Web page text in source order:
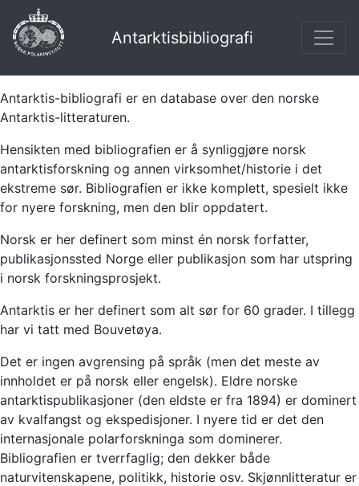
Antarktisbibliografi
Antarktis-bibliografi er en database over den norske
Antarktis-litteraturen.
Hensikten med bibliografien er å synliggjøre norsk
antarktisforskning og annen virksomhet/historie i det
ekstreme sør. Bibliografien er ikke komplett, spesielt ikke
for nyere forskning, men den blir oppdatert.
Norsk er her definert som minst én norsk forfatter,
publikasjonssted Norge eller publikasjon som har utspring
i norsk forskningsprosjekt.
Antarktis er her definert som alt sør for 60 grader. I tillegg
har vi tatt med Bouvetøya.
Det er ingen avgrensing på språk (men det meste av
innholdet er på norsk eller engelsk). Eldre norske
antarktispublikasjoner (den eldste er fra 1894) er dominert
av kvalfangst og ekspedisjoner. I nyere tid er det den
internasjonale polarforskninga som dominerer.
Bibliografien er tverrfaglig; den dekker både
naturvitenskapene, politikk, historie osv. Skjønnlitteratur er